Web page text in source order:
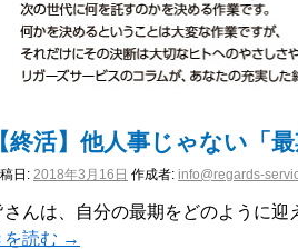
【終活】他人事じゃない「
日: 2018年3月16日 作成者: info@regards-
さんは、自分の最期をどのように
を読む →